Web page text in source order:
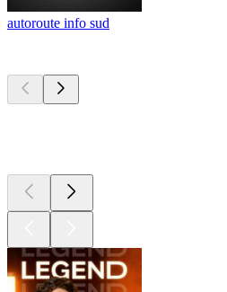
autoroute info sud